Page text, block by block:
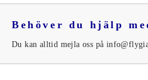
Behöver du hjälp
Du kan alltid mejla oss på